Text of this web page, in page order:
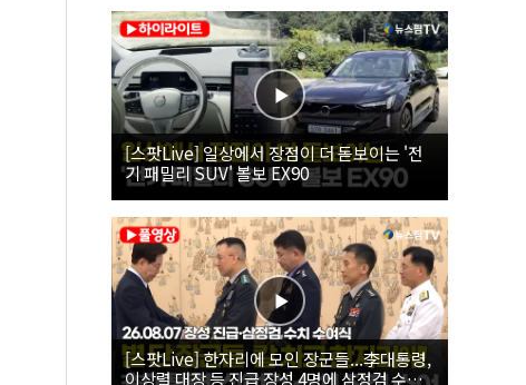
[스팟Live] 일상에서 장점이 더 돋보이는 '전
기 패밀리 SUV' 볼보 EX90
[스팟Live] 한자리에 모인 장군들...李대통령,
이상렬 대장 등 진급 장성 4명에 삼정검 수치